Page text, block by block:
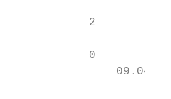
2
0